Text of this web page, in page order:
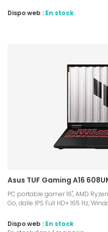
Dispo web : En stock
Asus TUF Gaming A16
PC portable gamer 16", AMD
Go, dalle IPS Full HD+ 165 Hz,
Dispo web : En stock